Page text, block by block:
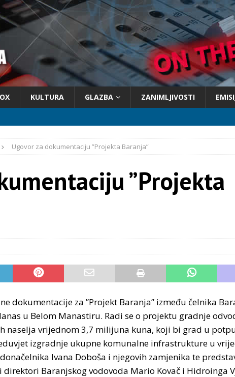
KULTURA GLAZBA ZANIMLJIVOSTI
Ugovor za dokumentaciju ”Projekta Baranja”
”Projekta
dokumentacije za ”Projekt Baranja” između čelnika
u Belom Manastiru. Radi se o projektu gradnje
naselja vrijednom 3,7 milijuna kuna, koji bi grad u
izgradnje ukupne komunalne infrastrukture u
Ivana Doboša i njegovih zamjenika te
Baranjskog vodovoda Mario Kovač i Hidroinga